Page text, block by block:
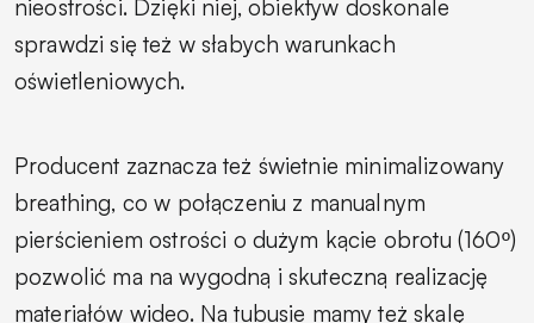
nieostrości. Dzięki niej, obiektyw doskonale
sprawdzi się też w słabych warunkach
oświetleniowych.
Producent zaznacza też świetnie minimalizowany
breathing, co w połączeniu z manualnym
pierścieniem ostrości o dużym kącie obrotu (160º)
pozwolić ma na wygodną i skuteczną realizację
materiałów wideo. Na tubusie mamy też skalę